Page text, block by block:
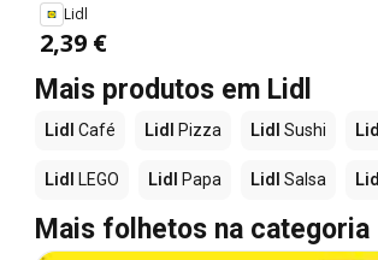
Lidl
2,39 €
Mais produtos em Lidl
Lidl Café Lidl Pizza Lidl Sushi Lidl
Lidl LEGO Lidl Papa Lidl Salsa Lidl
Mais folhetos na categoria